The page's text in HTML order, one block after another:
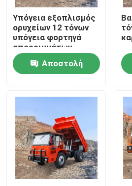
Γύρος εργοστασίων
Ποιοτικός έλεγχος
Υπόγειο φορτηγό
Φορτηγό υπόγειας
Υπόγειο αρθρωμένο φορτηγό
Υπόγεια εξοπλισμός
ορυχείων 12 τόνων
υπόγεια φορτηγά
απορριμμάτων
αρθρωτών
απορριμμάτων
Αποστολή